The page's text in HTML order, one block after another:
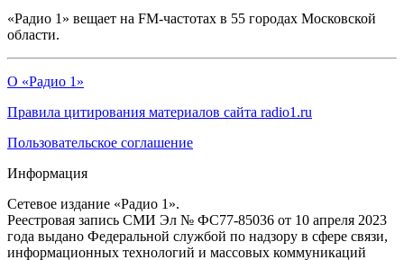
«Радио 1» вещает на FM-частотах в 55 городах Московской
области.
О «Радио 1»
Правила цитирования материалов сайта radio1.ru
Пользовательское соглашение
Информация
Сетевое издание «Радио 1».
Реестровая запись СМИ Эл № ФС77-85036 от 10 апреля 2023
года выдано Федеральной службой по надзору в сфере связи,
информационных технологий и массовых коммуникаций